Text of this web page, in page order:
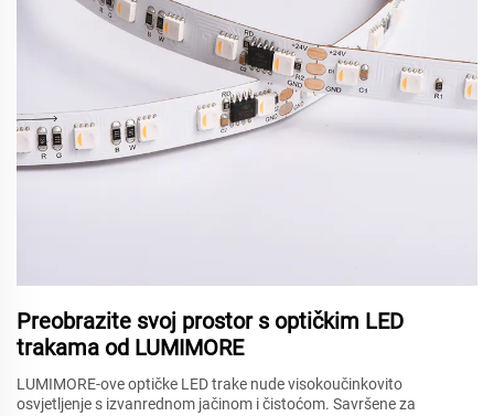
Preobrazite svoj prostor s optičkim LED
trakama od LUMIMORE
LUMIMORE-ove optičke LED trake nude visokoučinkovito
osvjetljenje s izvanrednom jačinom i čistoćom. Savršene za